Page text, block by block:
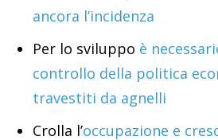
ancora l’incidenza
Per lo sviluppo è
controllo della politica
travestiti da agnelli
Crolla l’occupazione e